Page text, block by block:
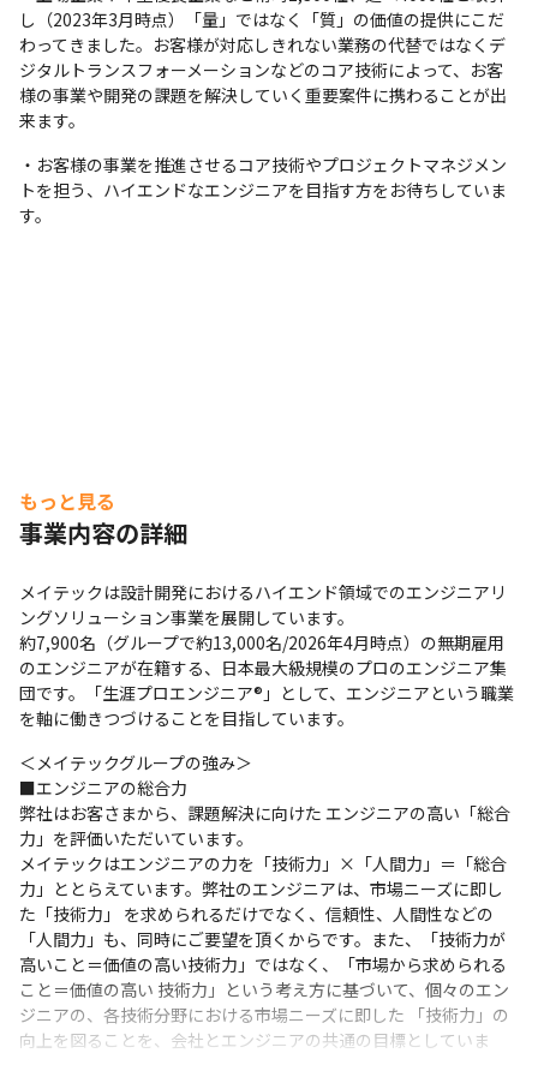
し（2023年3月時点）「量」ではなく「質」の価値の提供にこだ
わってきました。お客様が対応しきれない業務の代替ではなくデ
ジタルトランスフォーメーションなどのコア技術によって、お客
様の事業や開発の課題を解決していく重要案件に携わることが出
来ます。
・お客様の事業を推進させるコア技術やプロジェクトマネジメン
トを担う、ハイエンドなエンジニアを目指す方をお待ちしていま
す。
もっと見る
事業内容の詳細
メイテックは設計開発におけるハイエンド領域でのエンジニアリ
ングソリューション事業を展開しています。
約7,900名（グループで約13,000名/2026年4月時点）の無期雇用
のエンジニアが在籍する、日本最大級規模のプロのエンジニア集
団です。「生涯プロエンジニア®」として、エンジニアという職業
を軸に働きつづけることを目指しています。
＜メイテックグループの強み＞
■エンジニアの総合力
弊社はお客さまから、課題解決に向けた エンジニアの高い「総合
力」を評価いただいています。
メイテックはエンジニアの力を「技術力」×「人間力」＝「総合
力」ととらえています。弊社のエンジニアは、市場ニーズに即し
た「技術力」 を求められるだけでなく、信頼性、人間性などの
「人間力」も、同時にご要望を頂くからです。また、「技術力が
高いこと＝価値の高い技術力」ではなく、「市場から求められる
こと＝価値の高い 技術力」という考え方に基づいて、個々のエン
ジニアの、各技術分野における市場ニーズに即した 「技術力」の
向上を図ることを、会社とエンジニアの共通の目標としていま